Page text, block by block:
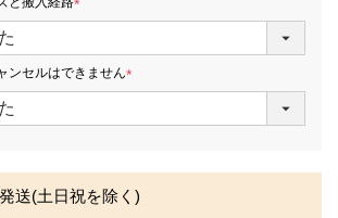
日指定ＯＫ！
海道・沖縄・離島等一部地域へのお届けは別途送料が
る場合がございます。また、発送予定も変更になる
があります。
(
)
ンセルはできません
(
送(土日祝を除く)